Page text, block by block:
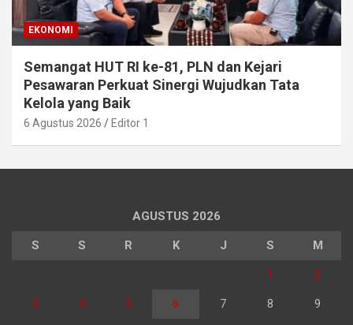
EKONOMI
Semangat HUT RI ke-81, PLN dan Kejari
Pesawaran Perkuat Sinergi Wujudkan Tata
Kelola yang Baik
6 Agustus 2026 Editor 1
AGUSTUS 2026
S S R K J S M
1 2
3 4 5 6 7 8 9